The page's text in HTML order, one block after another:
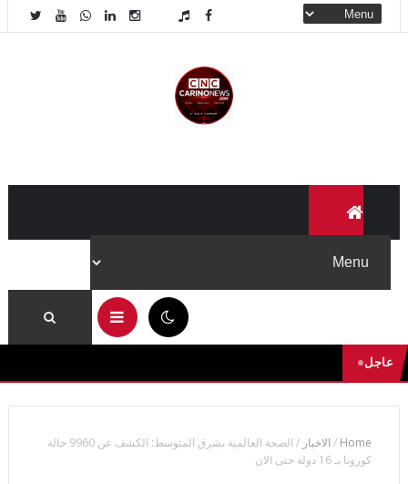
عاجل
Home
/ الاخبار /
الصحة العالمية بشرق المتوسط: الكشف عن 9960 حالة
كورونا بـ 16 دولة حتى الان